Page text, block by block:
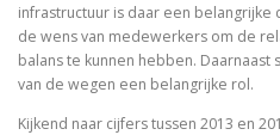
infrastructuur is daar een
de wens van medewerkers om de
balans te kunnen hebben.
van de wegen een belangrijke rol.
Kijkend naar cijfers tussen 2013 en